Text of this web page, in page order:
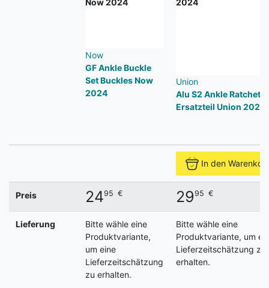
Now
GF Ankle Buckle
Set Buckles Now
2024
Union
Alu S2 Ankle Ratchet
Ersatzteil Union 2024
In den
Preis 2495 € 2995 €
Lieferung
Bitte wähle eine
Produktvariante,
um eine
Lieferzeitschätzung
zu erhalten.
Bitte wähle eine
Produktvariante, um
Lieferzeitschätzung zu
erhalten.